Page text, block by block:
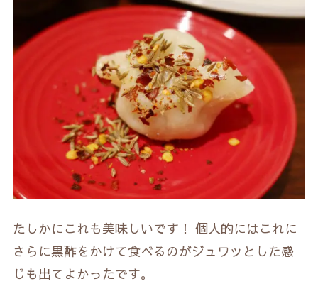
たしかにこれも美味しいです！ 個人的にはこれに
さらに黒酢をかけて食べるのがジュワッとした感
じも出てよかったです。